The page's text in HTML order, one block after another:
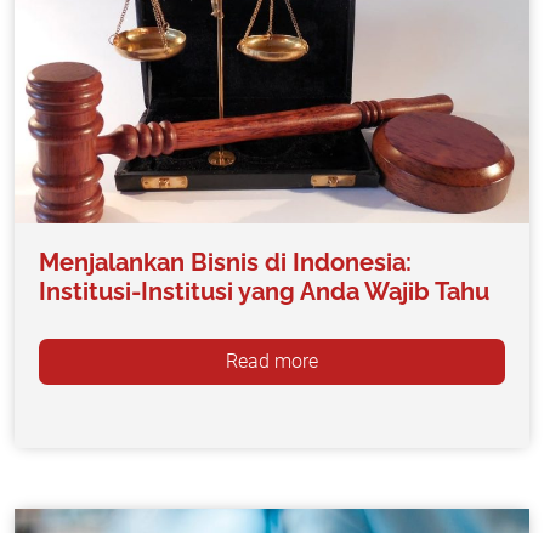
Menjalankan Bisnis di Indonesia:
Institusi-Institusi yang Anda Wajib Tahu
Read more